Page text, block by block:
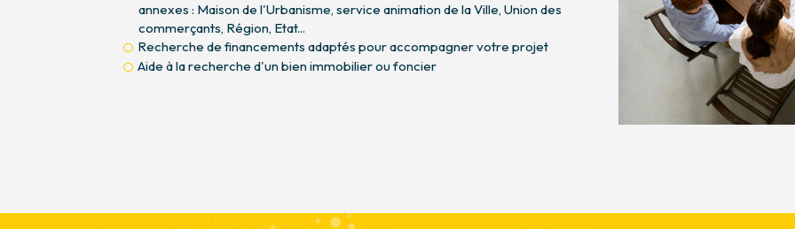
annexes : Maison de l'Urbanisme, service animation de la Ville, Union des
commerçants, Région, Etat...
Recherche de financements adaptés pour accompagner votre projet
Aide à la recherche d'un bien immobilier ou foncier
Service développement
économique de la
Communauté de Communes
du Thouarsais
d’industrie des Deux-
Chambre des Métiers
l’Artisanat des Deux-
La CMA accompagne le